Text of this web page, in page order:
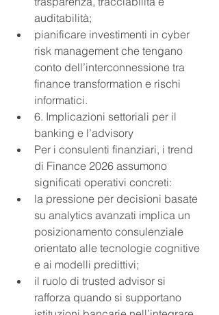
auditabilità;
pianificare investimenti in cyber
risk management che tengano
conto dell’interconnessione tra
finance transformation e rischi
informatici.
6. Implicazioni settoriali per il
banking e l’advisory
Per i consulenti finanziari, i trend
di Finance 2026 assumono
significati operativi concreti:
la pressione per decisioni basate
su analytics avanzati implica un
posizionamento consulenziale
orientato alle tecnologie cognitive
e ai modelli predittivi;
il ruolo di trusted advisor si
rafforza quando si supportano